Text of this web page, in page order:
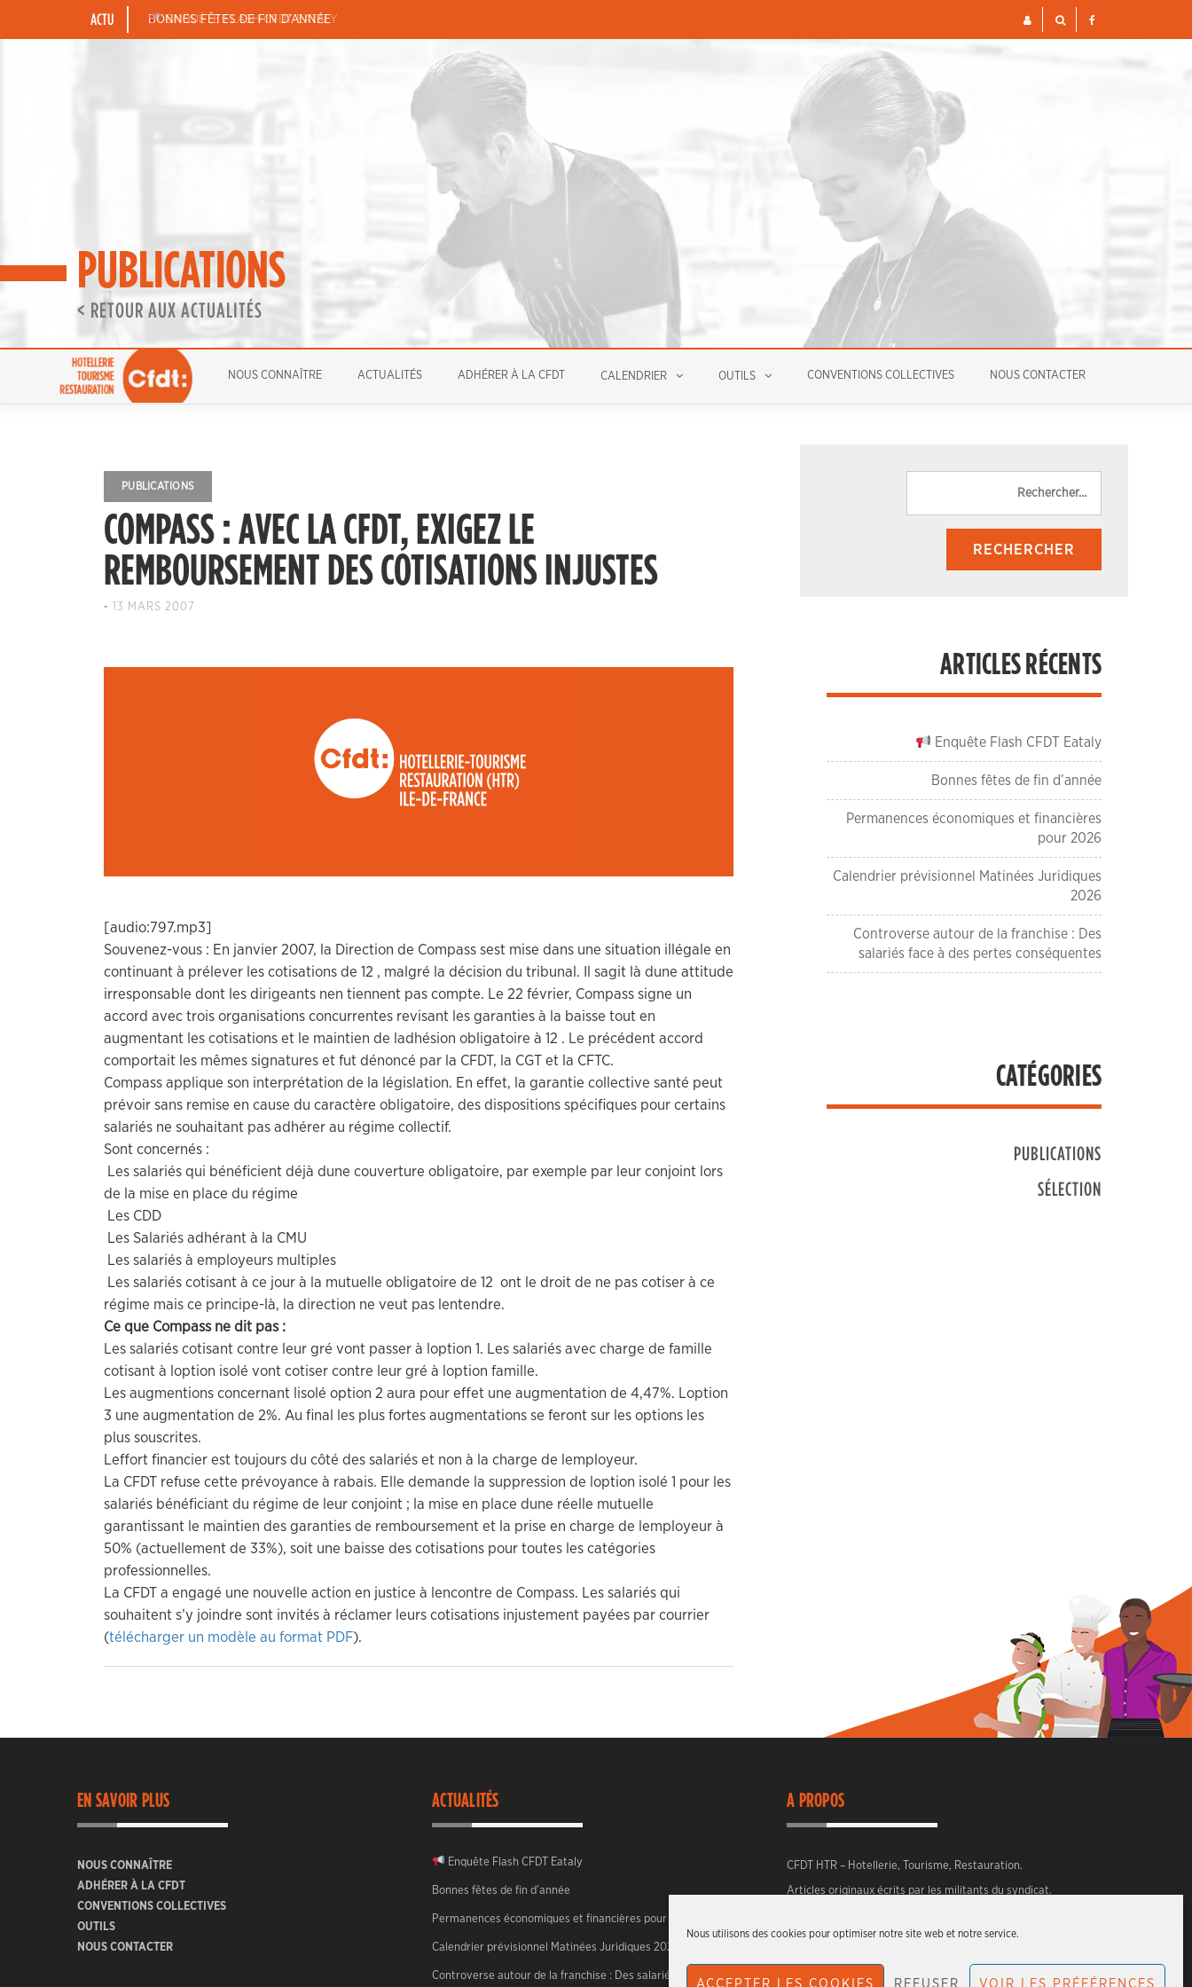
Nous utilisons des cookies pour optimiser notre site web et notre service.
ACCEPTER LES COOKIES REFUSER VOIR LES PRÉFÉRENCES
to
ACTU ENQUÊTE FLASH CFDT EATALY
BONNES FÊTES DE FIN D’ANNÉE
PUBLICATIONS
< RETOUR AUX ACTUALITÉS
NOUS CONNAÎTRE ACTUALITÉS ADHÉRER À LA CFDT CALENDRIER OUTILS CONVENTIONS COLLECTIVES NOUS CONTACTER
PUBLICATIONS
COMPASS : AVEC LA CFDT, EXIGEZ LE
REMBOURSEMENT DES COTISATIONS INJUSTES
- 13 MARS 2007
[audio:797.mp3]
Souvenez-vous : En janvier 2007, la Direction de Compass sest mise dans une situation illégale en
continuant à prélever les cotisations de 12 , malgré la décision du tribunal. Il sagit là dune attitude
irresponsable dont les dirigeants nen tiennent pas compte. Le 22 février, Compass signe un
accord avec trois organisations concurrentes revisant les garanties à la baisse tout en
augmentant les cotisations et le maintien de ladhésion obligatoire à 12 . Le précédent accord
comportait les mêmes signatures et fut dénoncé par la CFDT, la CGT et la CFTC.
Compass applique son interprétation de la législation. En effet, la garantie collective santé peut
prévoir sans remise en cause du caractère obligatoire, des dispositions spécifiques pour certains
salariés ne souhaitant pas adhérer au régime collectif.
Sont concernés :
 Les salariés qui bénéficient déjà dune couverture obligatoire, par exemple par leur conjoint lors
de la mise en place du régime
 Les CDD
 Les Salariés adhérant à la CMU
 Les salariés à employeurs multiples
 Les salariés cotisant à ce jour à la mutuelle obligatoire de 12  ont le droit de ne pas cotiser à ce
régime mais ce principe-là, la direction ne veut pas lentendre.
Ce que Compass ne dit pas :
Les salariés cotisant contre leur gré vont passer à loption 1. Les salariés avec charge de famille
cotisant à loption isolé vont cotiser contre leur gré à loption famille.
Les augmentions concernant lisolé option 2 aura pour effet une augmentation de 4,47%. Loption
3 une augmentation de 2%. Au final les plus fortes augmentations se feront sur les options les
plus souscrites.
Leffort financier est toujours du côté des salariés et non à la charge de lemployeur.
La CFDT refuse cette prévoyance à rabais. Elle demande la suppression de loption isolé 1 pour les
salariés bénéficiant du régime de leur conjoint ; la mise en place dune réelle mutuelle
garantissant le maintien des garanties de remboursement et la prise en charge de lemployeur à
50% (actuellement de 33%), soit une baisse des cotisations pour toutes les catégories
professionnelles.
La CFDT a engagé une nouvelle action en justice à lencontre de Compass. Les salariés qui
souhaitent s’y joindre sont invités à réclamer leurs cotisations injustement payées par courrier
(télécharger un modèle au format PDF).
ARTICLES RÉCENTS
Enquête Flash CFDT Eataly
Bonnes fêtes de fin d’année
Permanences économiques et financières
pour 2026
Calendrier prévisionnel Matinées Juridiques
2026
Controverse autour de la franchise : Des
salariés face à des pertes conséquentes
CATÉGORIES
PUBLICATIONS
SÉLECTION
EN SAVOIR PLUS
NOUS CONNAÎTRE
ADHÉRER À LA CFDT
CONVENTIONS COLLECTIVES
OUTILS
NOUS CONTACTER
ACTUALITÉS
Enquête Flash CFDT Eataly
Bonnes fêtes de fin d’année
Permanences économiques et financières pour 2026
Calendrier prévisionnel Matinées Juridiques 2026
Controverse autour de la franchise : Des salariés face à
A PROPOS
CFDT HTR – Hotellerie, Tourisme, Restauration.
Articles originaux écrits par les militants du syndicat.